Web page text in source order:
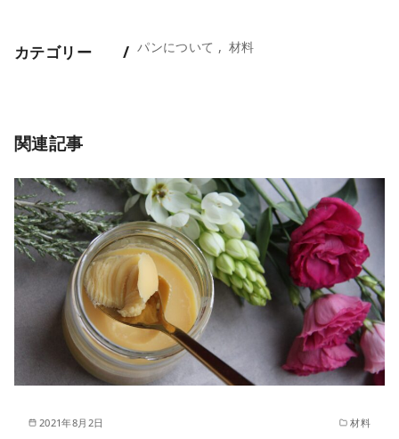
カテゴリー パンについて 材料
関連記事
2021年8月2日 材料